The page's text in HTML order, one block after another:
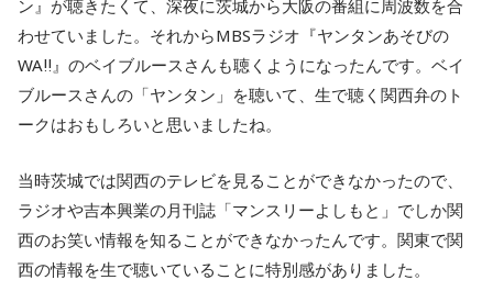
ン』が聴きたくて、深夜に茨城から大阪の番組に周波数を合
わせていました。それからMBSラジオ『ヤンタンあそびの
WA‼』のベイブルースさんも聴くようになったんです。ベイ
ブルースさんの「ヤンタン」を聴いて、生で聴く関西弁のト
ークはおもしろいと思いましたね。
当時茨城では関西のテレビを見ることができなかったので、
ラジオや吉本興業の月刊誌「マンスリーよしもと」でしか関
西のお笑い情報を知ることができなかったんです。関東で関
西の情報を生で聴いていることに特別感がありました。